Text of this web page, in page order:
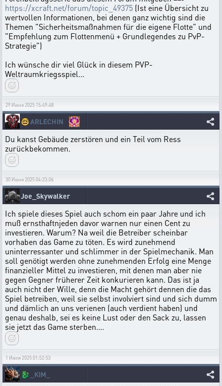
https://xcraft.net/forum/topic_49375 (Ist eine Übersicht zu
wertvollen Informationen, bei denen ganz wichtig sind die
Themen "Sicherheitsmaßnahmen für die eigene Flotte" und
"Empfehlung zum Flottenmenü + Grundlegendes zu PvP-
Strategie")
Ich wünsche dir viel Glück in diesem PVP-
Weltraumkriegsspiel...
29 Июня 2025 15:49:48
🤓ARLECHIN
Du kanst Gebäude zerstören und ein Teil vom Ress
zurückbekommen.
30 Июня 2025 04:23:06
Joe_Skywalker
Ich spiele dieses Spiel auch schom ein paar Jahre und ich
muß ernsthaftnjeden davor warnen nur einen Cent zu
investieren. Warum? Na weil die Betreiber scheinbar
vorhaben das Game zu töten. Es wird zunehmend
uninterressanter und schlimmer in der Spielmechanik. Man
soll genötigt werden ohne zunehmenden Erfolg eine Menge
finanzieller Mittel zu investieren, mit denen man aber nie
gegen Gegner früherer Zeit konkurieren kann. Das ist ja
auch nicht der Wille, denn die Macht gehört dennen die das
Spiel betreiben, weil sie selbst involviert sind und sich dumm
und dämlich an uns verienen (auch verdient haben) und
genau deshalb, sei es keine Lust oder den Sack zu, lassen
sie jetzt das Game sterben....
1 Июля 2025 01:52:53
🐉 _KIM_